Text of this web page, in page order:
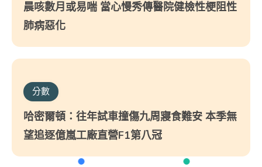
晨咳數月或易喘 當心慢秀傳醫院健檢性梗阻性
肺病惡化
分數
哈密爾頓：往年試車撞傷九周寢食難安 本季無
望追逐億嵐工廠直營F1第八冠